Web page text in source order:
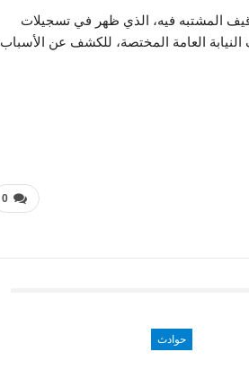
المشتبه فيه، الذي ظهر في تسجيلات
النيابة العامة المختصة، للكشف عن الأسباب
0
حوادث